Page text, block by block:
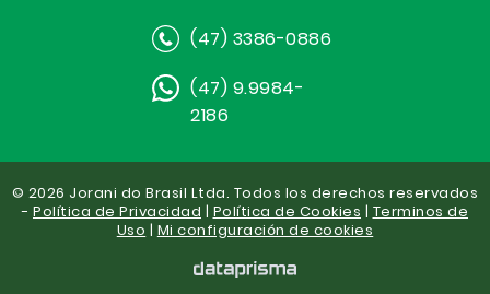
(47) 3386-0886
(47) 9.9984-
2186
© 2026 Jorani do Brasil Ltda. Todos los derechos reservados
- Política de Privacidad | Política de Cookies | Terminos de
Uso | Mi configuración de cookies